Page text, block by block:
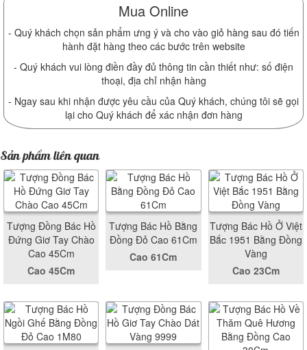
Mua Online
- Quý khách chọn sản phẩm ưng ý và cho vào giỏ hàng sau đó tiến
hành đặt hàng theo các bước trên website
- Quý khách vui lòng điền đầy đủ thông tin cần thiết như: số điện
thoại, địa chỉ nhận hàng
- Ngay sau khi nhận được yêu cầu của Quý khách, chúng tôi sẽ gọi
lại cho Quý khách để xác nhận đơn hàng
Sản phẩm liên quan
Tượng Đồng Bác Hồ
Đứng Giơ Tay Chào
Cao 45Cm
Cao 45Cm
Tượng Bác Hồ Bằng
Đồng Đỏ Cao 61Cm
Cao 61Cm
Tượng Bác Hồ Ở Việt
Bắc 1951 Bằng Đồng
Vàng
Cao 23Cm